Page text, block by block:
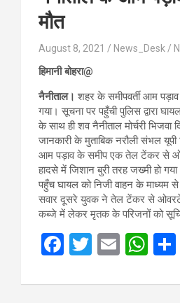
मौत
August 8, 2021 News_Desk
हिमानी बोहरा‍@
नैनीताल। शहर के समीपवर्ती आम
गया। सूचना पर पहुँची पुलिस द्वारा
के साथ ही शव नैनीताल मोर्चरी भिजवा
जानकारी के मुताबिक नरौली संभल
आम पड़ाव के समीप एक तेल टेंकर से
हादसे में जिशान बुरी तरह जख्मी हो
पहुँच घायल को निजी वाहन के माध्यम
सवार दूसरे युवक ने तेल टेंकर से
कब्जे में लेकर मृतक के परिजनों को सूचित
F
ce
T
tt
E
ail
W
at